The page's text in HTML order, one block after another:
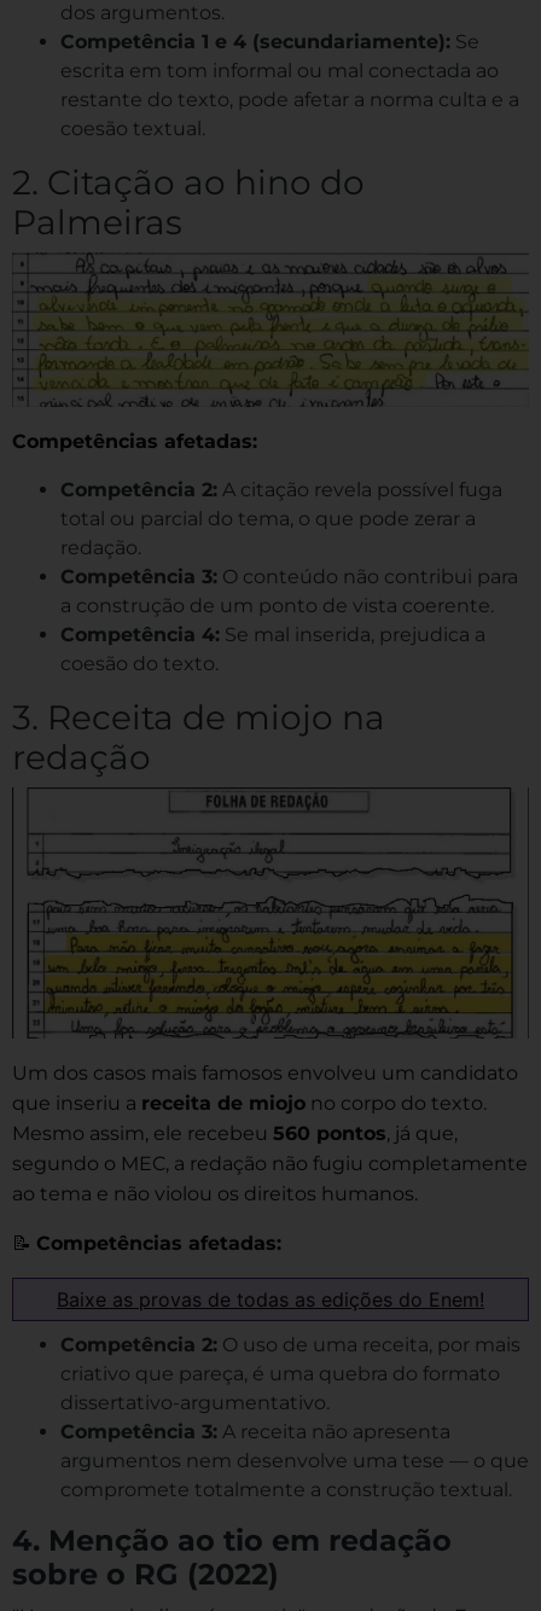
dos argumentos.
Competência 1 e 4 (secundariamente): Se
escrita em tom informal ou mal conectada ao
restante do texto, pode afetar a norma culta e a
coesão textual.
2. Citação ao hino do
Palmeiras
Competências afetadas:
Competência 2: A citação revela possível fuga
total ou parcial do tema, o que pode zerar a
redação.
Competência 3: O conteúdo não contribui para
a construção de um ponto de vista coerente.
Competência 4: Se mal inserida, prejudica a
coesão do texto.
3. Receita de miojo na
redação
Um dos casos mais famosos envolveu um candidato
que inseriu a receita de miojo no corpo do texto.
Mesmo assim, ele recebeu 560 pontos, já que,
segundo o MEC, a redação não fugiu completamente
ao tema e não violou os direitos humanos.
📝 Competências afetadas:
Baixe as provas de todas as edições do Enem!
Competência 2: O uso de uma receita, por mais
criativo que pareça, é uma quebra do formato
dissertativo-argumentativo.
Competência 3: A receita não apresenta
argumentos nem desenvolve uma tese — o que
compromete totalmente a construção textual.
4. Menção ao tio em redação
sobre o RG (2022)